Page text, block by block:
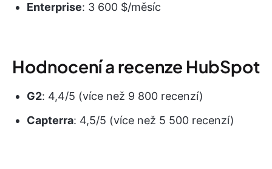
Enterprise: 3 600 $/měsíc
Hodnocení a recenze HubSpot
G2: 4,4/5 (více než 9 800 recenzí)
Capterra: 4,5/5 (více než 5 500 recenzí)